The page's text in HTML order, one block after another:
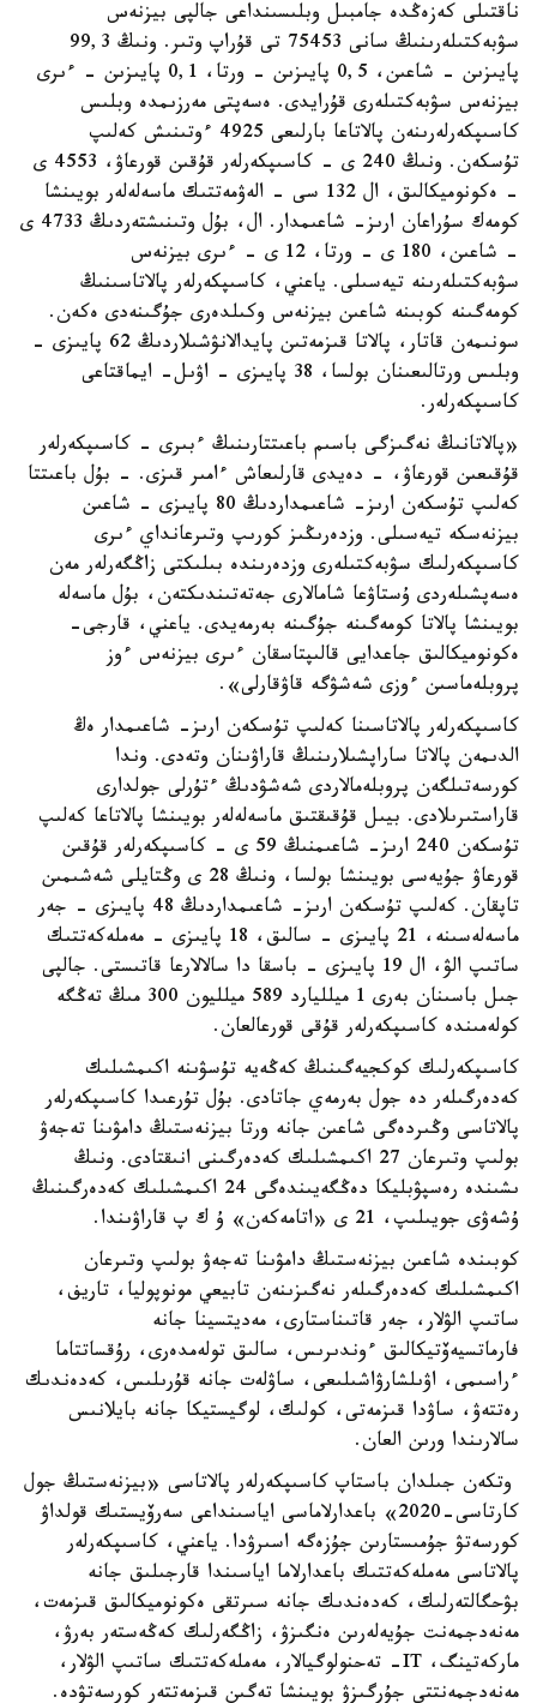
ناقتىلى كەزەڭدە جامبىل وبلىسىنداعى جالپى بيزنەس
سۋبەكتىلەرىنىڭ سانى 75453 تى قۇراپ وتىر. ونىڭ 99,3
پايىزىن - شاعىن، 0,5 پايىزىن - ورتا، 0,1 پايىزىن - ءىرى
بيزنەس سۋبەكتىلەرى قۇرايدى. ەسەپتى مەرزىمدە وبلىس
كاسىپكەرلەرىنەن پالاتاعا بارلىعى 4925 ءوتىنىش كەلىپ
تۇسكەن. ونىڭ 240 ى - كاسىپكەرلەر قۇقىن قورعاۋ، 4553 ى
- ەكونوميكالىق، ال 132 سى - الەۋمەتتىك ماسەلەلەر بويىنشا
كومەك سۇراعان ارىز- شاعىمدار. ال، بۇل وتىنىشتەردىڭ 4733 ى
- شاعىن، 180 ى - ورتا، 12 ى - ءىرى بيزنەس
سۋبەكتىلەرىنە تيەسىلى. ياعني، كاسىپكەرلەر پالاتاسىنىڭ
كومەگىنە كوبىنە شاعىن بيزنەس وكىلدەرى جۇگىنەدى ەكەن.
سونىمەن قاتار، پالاتا قىزمەتىن پايدالانۋشىلاردىڭ 62 پايىزى -
وبلىس ورتالىعىنان بولسا، 38 پايىزى - اۋىل- ايماقتاعى
كاسىپكەرلەر.
«پالاتانىڭ نەگىزگى باسىم باعىتتارىنىڭ ءبىرى - كاسىپكەرلەر
قۇقىعىن قورعاۋ، - دەيدى قارلىعاش ءامىر قىزى. - بۇل باعىتتا
كەلىپ تۇسكەن ارىز- شاعىمداردىڭ 80 پايىزى - شاعىن
بيزنەسكە تيەسىلى. وزدەرىڭىز كورىپ وتىرعانداي ءىرى
كاسىپكەرلىك سۋبەكتىلەرى وزدەرىندە بىلىكتى زاڭگەرلەر مەن
ەسەپشىلەردى ۇستاۋعا شامالارى جەتەتىندىكتەن، بۇل ماسەلە
بويىنشا پالاتا كومەگىنە جۇگىنە بەرمەيدى. ياعني، قارجى-
ەكونوميكالىق جاعدايى قالىپتاسقان ءىرى بيزنەس ءوز
پروبلەماسىن ءوزى شەشۋگە قاۋقارلى».
كاسىپكەرلەر پالاتاسىنا كەلىپ تۇسكەن ارىز- شاعىمدار ەڭ
الدىمەن پالاتا ساراپشىلارىنىڭ قاراۋىنان وتەدى. وندا
كورسەتىلگەن پروبلەمالاردى شەشۋدىڭ ءتۇرلى جولدارى
قاراستىرىلادى. بيىل قۇقىقتىق ماسەلەلەر بويىنشا پالاتاعا كەلىپ
تۇسكەن 240 ارىز- شاعىمنىڭ 59 ى - كاسىپكەرلەر قۇقىن
قورعاۋ جۇيەسى بويىنشا بولسا، ونىڭ 28 ى وڭتايلى شەشىمىن
تاپقان. كەلىپ تۇسكەن ارىز- شاعىمداردىڭ 48 پايىزى - جەر
ماسەلەسىنە، 21 پايىزى - سالىق، 18 پايىزى - مەملەكەتتىك
ساتىپ الۋ، ال 19 پايىزى - باسقا دا سالالارعا قاتىستى. جالپى
جىل باسىنان بەرى 1 ميلليارد 589 ميلليون 300 مىڭ تەڭگە
كولەمىندە كاسىپكەرلەر قۇقى قورعالعان.
كاسىپكەرلىك كوكجيەگىنىڭ كەڭەيە تۇسۋىنە اكىمشىلىك
كەدەرگىلەر دە جول بەرمەي جاتادى. بۇل تۇرعىدا كاسىپكەرلەر
پالاتاسى وڭىردەگى شاعىن جانە ورتا بيزنەستىڭ دامۋىنا تەجەۋ
بولىپ وتىرعان 27 اكىمشىلىك كەدەرگىنى انىقتادى. ونىڭ
ىشىندە رەسپۋبليكا دەڭگەيىندەگى 24 اكىمشىلىك كەدەرگىنىڭ
ۇشەۋى جويىلىپ، 21 ى «اتامەكەن» ۇ ك پ قاراۋىندا.
كوبىندە شاعىن بيزنەستىڭ دامۋىنا تەجەۋ بولىپ وتىرعان
اكىمشىلىك كەدەرگىلەر نەگىزىنەن تابيعي مونوپوليا، تاريف،
ساتىپ الۋلار، جەر قاتىناستارى، مەديتسينا جانە
فارماتسيەۆتيكالىق ءوندىرىس، سالىق تولەمدەرى، رۇقساتتاما
ءراسىمى، اۋىلشارۋاشىلىعى، ساۋلەت جانە قۇرىلىس، كەدەندىك
رەتتەۋ، ساۋدا قىزمەتى، كولىك، لوگيستيكا جانە بايلانىس
سالارىندا ورىن العان.
وتكەن جىلدان باستاپ كاسىپكەرلەر پالاتاسى «بيزنەستىڭ جول
كارتاسى-2020» باعدارلاماسى اياسىنداعى سەرۆيستىك قولداۋ
كورسەتۋ جۇمىستارىن جۇزەگە اسىرۋدا. ياعني، كاسىپكەرلەر
پالاتاسى مەملەكەتتىك باعدارلاما اياسىندا قارجىلىق جانە
بۋحگالتەرلىك، كەدەندىك جانە سىرتقى ەكونوميكالىق قىزمەت،
مەنەدجمەنت جۇيەلەرىن ەنگىزۋ، زاڭگەرلىك كەڭەستەر بەرۋ،
ماركەتينگ، IT- تەحنولوگيالار، مەملەكەتتىك ساتىپ الۋلار،
مەنەدجمەنتتى جۇرگىزۋ بويىنشا تەگىن قىزمەتتەر كورسەتۋدە.